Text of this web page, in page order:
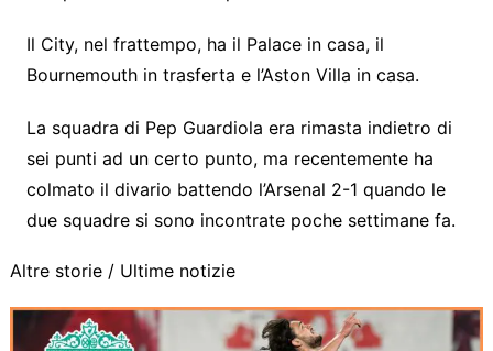
Il City, nel frattempo, ha il Palace in casa, il
Bournemouth in trasferta e l’Aston Villa in casa.
La squadra di Pep Guardiola era rimasta indietro di
sei punti ad un certo punto, ma recentemente ha
colmato il divario battendo l’Arsenal 2-1 quando le
due squadre si sono incontrate poche settimane fa.
Altre storie / Ultime notizie